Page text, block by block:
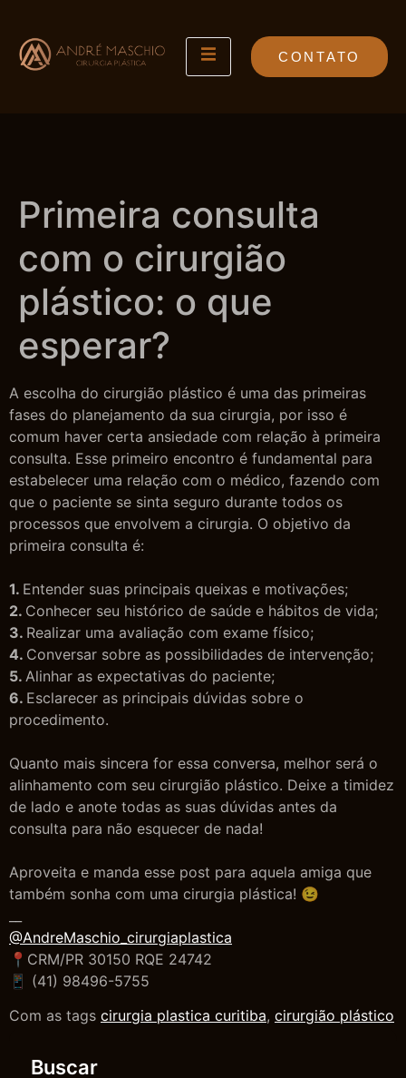
CONTATO
Primeira consulta
com o cirurgião
plástico: o que
esperar?
A escolha do cirurgião plástico é uma das primeiras
fases do planejamento da sua cirurgia, por isso é
comum haver certa ansiedade com relação à primeira
consulta. Esse primeiro encontro é fundamental para
estabelecer uma relação com o médico, fazendo com
que o paciente se sinta seguro durante todos os
processos que envolvem a cirurgia. O objetivo da
primeira consulta é:
1. Entender suas principais queixas e motivações;
2. Conhecer seu histórico de saúde e hábitos de vida;
3. Realizar uma avaliação com exame físico;
4. Conversar sobre as possibilidades de intervenção;
5. Alinhar as expectativas do paciente;
6. Esclarecer as principais dúvidas sobre o
procedimento.
Quanto mais sincera for essa conversa, melhor será o
alinhamento com seu cirurgião plástico. Deixe a timidez
de lado e anote todas as suas dúvidas antes da
consulta para não esquecer de nada!
Aproveita e manda esse post para aquela amiga que
também sonha com uma cirurgia plástica! 😉
@AndreMaschio_cirurgiaplastica
📍CRM/PR 30150 RQE 24742
📱 (41) 98496-5755
Com as tags cirurgia plastica curitiba, cirurgião plástico
Buscar